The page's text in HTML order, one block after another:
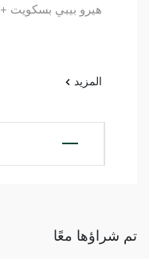
هيرو بيبي بسكويت +6 شهور 180 غرام
المزيد
تم شراؤها معًا